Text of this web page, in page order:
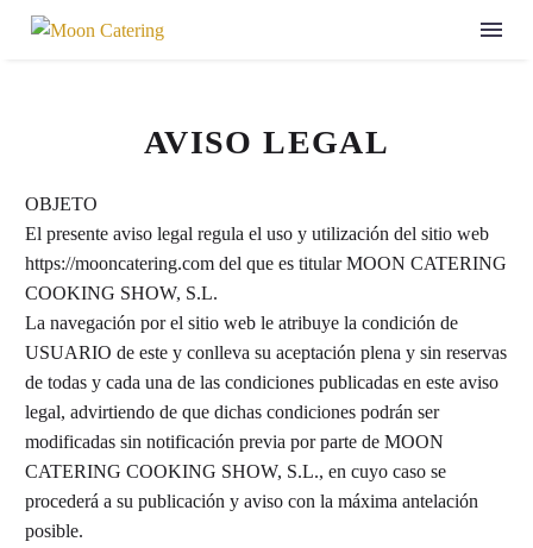
AVISO LEGAL
OBJETO
El presente aviso legal regula el uso y utilización del sitio web
https://mooncatering.com del que es titular MOON CATERING
COOKING SHOW, S.L.
La navegación por el sitio web le atribuye la condición de
USUARIO de este y conlleva su aceptación plena y sin reservas
de todas y cada una de las condiciones publicadas en este aviso
legal, advirtiendo de que dichas condiciones podrán ser
modificadas sin notificación previa por parte de MOON
CATERING COOKING SHOW, S.L., en cuyo caso se
procederá a su publicación y aviso con la máxima antelación
posible.